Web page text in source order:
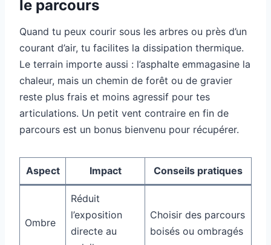
le parcours
Quand tu peux courir sous les arbres ou près d’un
courant d’air, tu facilites la dissipation thermique.
Le terrain importe aussi : l’asphalte emmagasine la
chaleur, mais un chemin de forêt ou de gravier
reste plus frais et moins agressif pour tes
articulations. Un petit vent contraire en fin de
parcours est un bonus bienvenu pour récupérer.
Aspect Impact Conseils pratiques
Ombre
Réduit
l’exposition
directe au
Choisir des parcours
boisés ou ombragés